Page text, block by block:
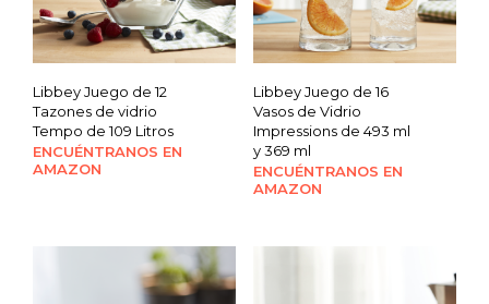
Libbey Juego de 12
Tazones de vidrio
Tempo de 109 Litros
ENCUÉNTRANOS EN
AMAZON
Libbey Juego de 16
Vasos de Vidrio
Impressions de 493 ml
y 369 ml
ENCUÉNTRANOS EN
AMAZON